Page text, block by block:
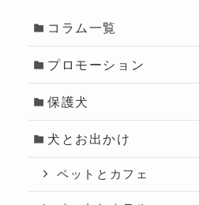
コラム一覧
プロモーション
保護犬
犬とお出かけ
ペットとカフェ